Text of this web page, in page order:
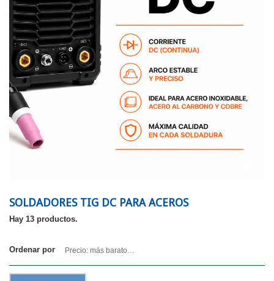
SOLDADORES TIG DC PARA ACEROS
Hay 13 productos.
Ordenar por Precio: más baratos primero